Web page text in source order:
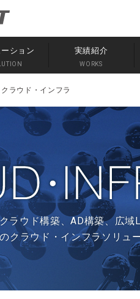
ション 実績紹介
WORKS
ラウド・インフラ
ラウド構築、AD構築、広域
クラウド・インフラソリュ